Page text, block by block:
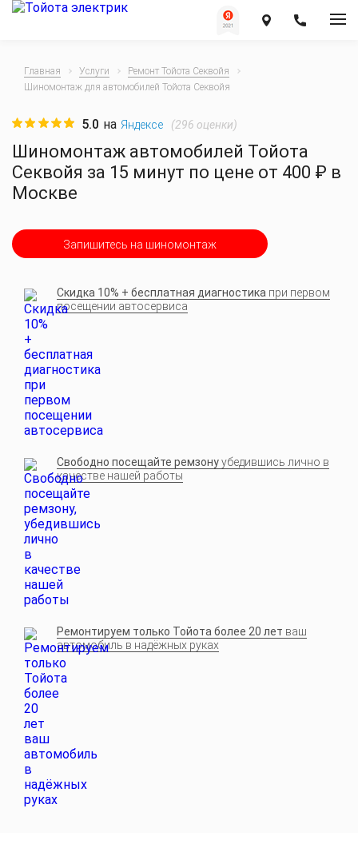
Главная Услуги
Ремонт Тойота Секвойя
Шиномонтаж для автомобилей Тойота Секвойя
Шиномонтаж автомобилей Тойота
Секвойя за 15 минут по цене от 400 ₽ в
Москве
5.0 на Яндексе (296 оценки)
Запишитесь на шиномонтаж
Скидка 10% + бесплатная диагностика при первом
посещении автосервиса
Свободно посещайте ремзонуубедившись лично в
качестве нашей работы
Ремонтируем только Тойота более 20 лет ваш
автомобиль в надёжных руках